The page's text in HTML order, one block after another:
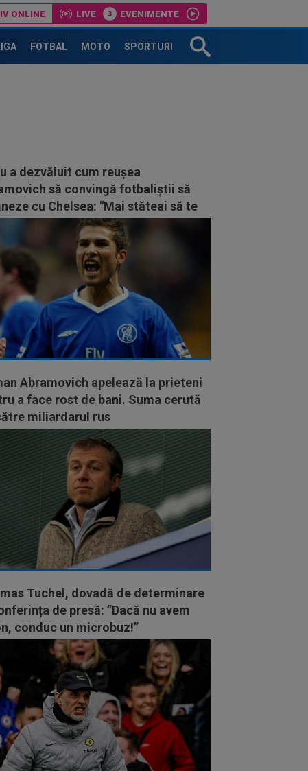
ONLINE LIVE EVENIMENTE
FOTBAL MOTO SPORTURI
a dezvăluit cum reușea
să convingă fotbaliștii să
cu Chelsea: "Mai stăteai să te
Abramovich apelează la prieteni
a face rost de bani. Suma cerută
miliardarul rus
Tuchel, dovadă de determinare
de presă: ”Dacă nu avem
conduc un microbuz!”